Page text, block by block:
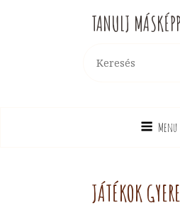
TANULJ
Menu
JÁTÉKOK